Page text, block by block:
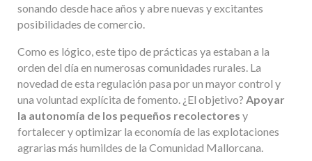
sonando desde hace años y abre nuevas y excitantes
posibilidades de comercio.
Como es lógico, este tipo de prácticas ya estaban a la
orden del día en numerosas comunidades rurales. La
novedad de esta regulación pasa por un mayor control y
una voluntad explícita de fomento. ¿El objetivo? Apoyar
la autonomía de los pequeños recolectores y
fortalecer y optimizar la economía de las explotaciones
agrarias más humildes de la Comunidad Mallorcana.